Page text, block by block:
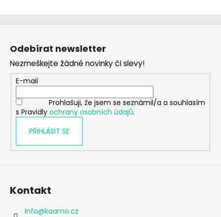
Z
Odebírat newsletter
Nezmeškejte žádné novinky či slevy!
E-mail
Prohlašuji, že jsem se seznámil/a a souhlasím
s Pravidly ochrany osobních údajů.
PŘIHLÁSIT SE
Kontakt
info@kaamo.cz